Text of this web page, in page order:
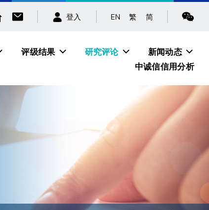
登入 EN 繁 简
评级结果 研究评论
新闻动态
中诚信信用分析